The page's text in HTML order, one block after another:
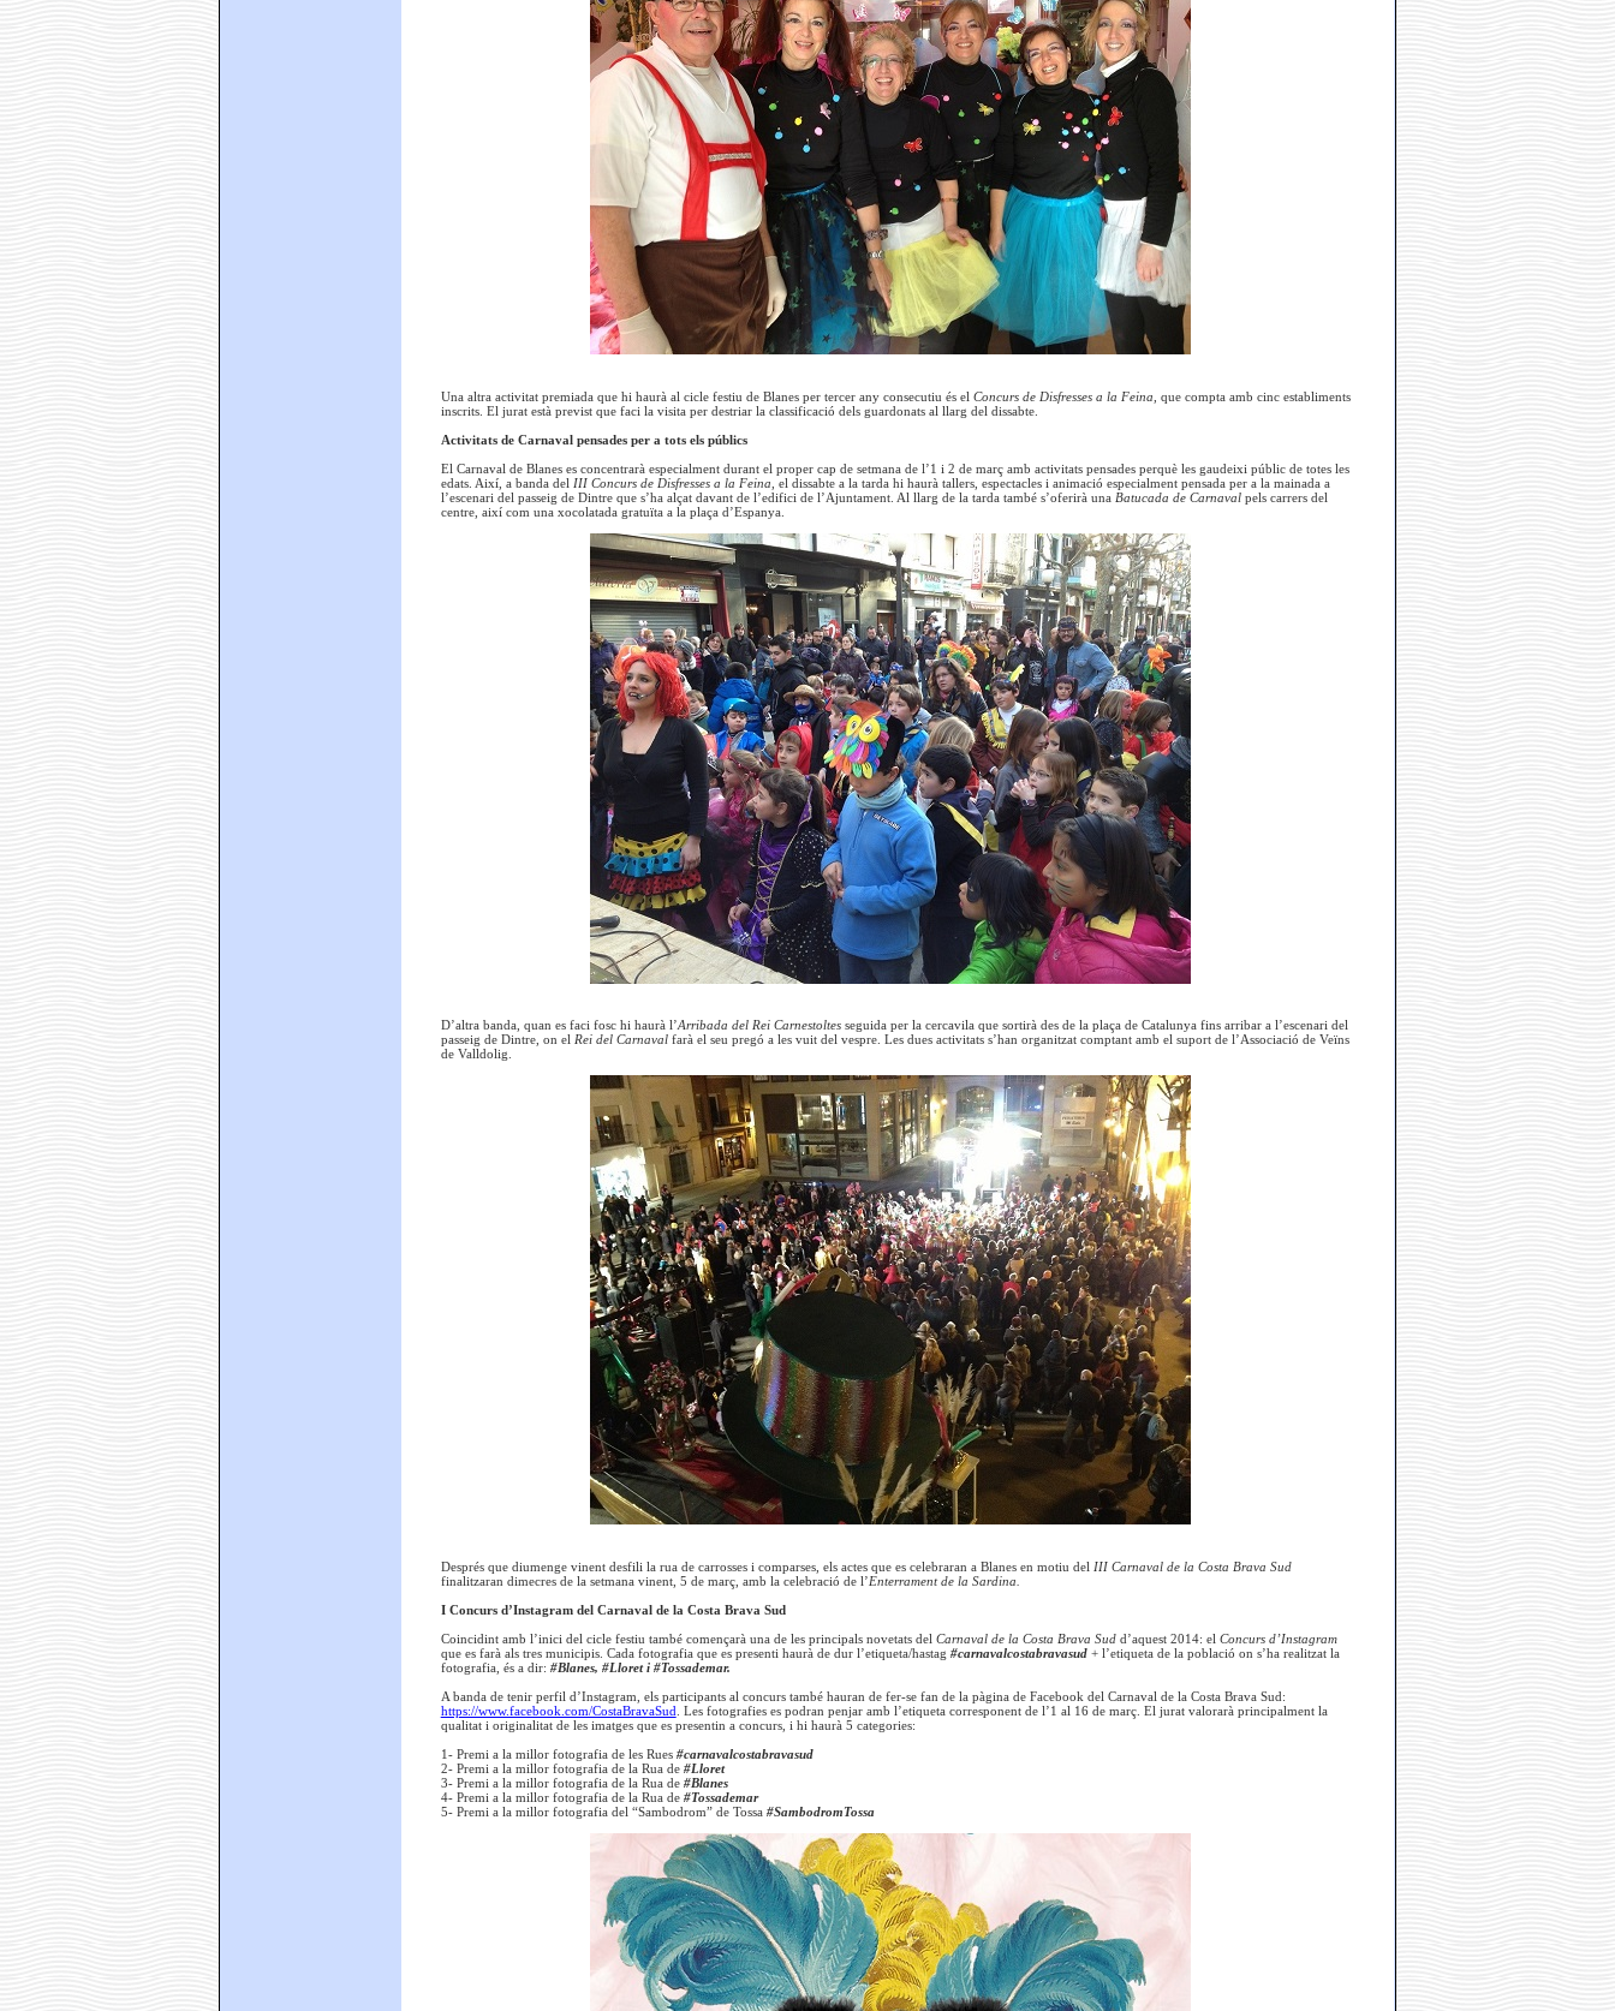
Una altra activitat premiada que hi haurà al cicle festiu de Blanes per tercer any consecutiu és el Concurs de Disfresses a la Feina , que compta amb cinc establiments
inscrits. El jurat està previst que faci la visita per destriar la classificació dels guardonats al llarg del dissabte.
Activitats de Carnaval pensades per a tots els públics
El Carnaval de Blanes es concentrarà especialment durant el proper cap de setmana de l’1 i 2 de març amb activitats pensades perquè les gaudeixi públic de totes les
edats. Així, a banda del III Concurs de Disfresses a la Feina , el dissabte a la tarda hi haurà tallers, espectacles i animació especialment pensada per a la mainada a
l’escenari del passeig de Dintre que s’ha alçat davant de l’edifici de l’Ajuntament. Al llarg de la tarda també s’oferirà una Batucada de Carnaval pels carrers del
centre, així com una xocolatada gratuïta a la plaça d’Espanya.
D’altra banda, quan es faci fosc hi haurà l’Arribada del Rei Carnestoltes seguida per la cercavila que sortirà des de la plaça de Catalunya fins arribar a l’escenari del
passeig de Dintre, on el Rei del Carnaval farà el seu pregó a les vuit del vespre. Les dues activitats s’han organitzat comptant amb el suport de l’Associació de Veïns
de Valldolig.
Després que diumenge vinent desfili la rua de carrosses i comparses, els actes que es celebraran a Blanes en motiu del III Carnaval de la Costa Brava Sud
finalitzaran dimecres de la setmana vinent, 5 de març, amb la celebració de l’Enterrament de la Sardina.
I Concurs d’Instagram del Carnaval de la Costa Brava Sud
Coincidint amb l’inici del cicle festiu també començarà una de les principals novetats del Carnaval de la Costa Brava Sud d’aquest 2014: el Concurs d’Instagram
que es farà als tres municipis. Cada fotografia que es presenti haurà de dur l’etiqueta/hastag #carnavalcostabravasud+ l’etiqueta de la població on s’ha realitzat la
fotografia, és a dir: #Blanes, #Lloret i #Tossademar.
A banda de tenir perfil d’Instagram, els participants al concurs també hauran de fer-se fan de la pàgina de Facebook del Carnaval de la Costa Brava Sud:
https://www.facebook.com/CostaBravaSud . Les fotografies es podran penjar amb l’etiqueta corresponent de l’1 al 16 de març. El jurat valorarà principalment la
qualitat i originalitat de les imatges que es presentin a concurs, i hi haurà 5 categories:
1- Premi a la millor fotografia de les Rues #carnavalcostabravasud
2- Premi a la millor fotografia de la Rua de#Lloret
3- Premi a la millor fotografia de la Rua de #Blanes
4- Premi a la millor fotografia de la Rua de #Tossademar
5- Premi a la millor fotografia del “Sambodrom” de Tossa #SambodromTossa